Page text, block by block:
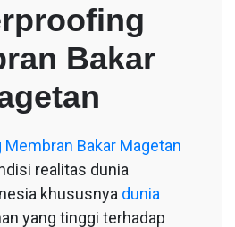
Membran
Bakar
Magetan
Bakar
Bakar Magetan
realitas dunia
khususnya dunia
yang tinggi terhadap